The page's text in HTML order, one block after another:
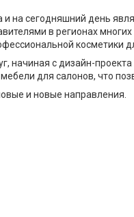
на сегодняшний день
в регионах
косметики
начиная с дизайн-
для салонов, что
и новые направления.